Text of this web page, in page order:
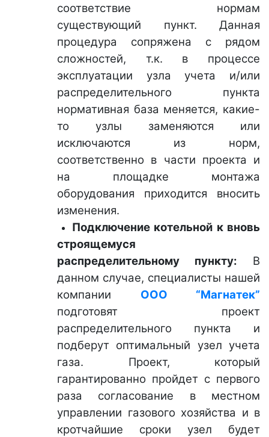
соответствие нормам
существующий пункт. Данная
процедура сопряжена с рядом
сложностей, т.к. в процессе
эксплуатации узла учета и/или
распределительного пункта
нормативная база меняется, какие-
то узлы заменяются или
исключаются из норм,
соответственно в части проекта и
на площадке монтажа
оборудования приходится вносить
изменения.
Подключение котельной к вновь
строящемуся
распределительному пункту: В
данном случае, специалисты нашей
компании ООО “Магнатек”
подготовят проект
распределительного пункта и
подберут оптимальный узел учета
газа. Проект, который
гарантированно пройдет с первого
раза согласование в местном
управлении газового хозяйства и в
кротчайшие сроки узел будет